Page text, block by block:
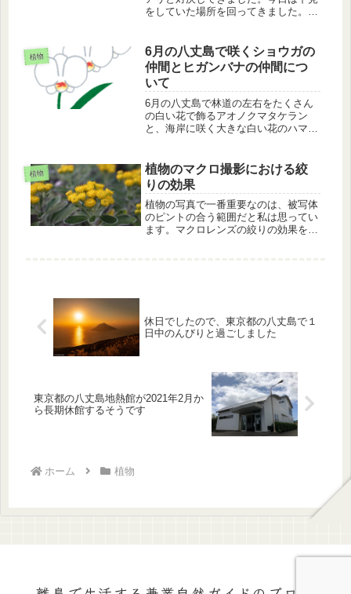
をしていた場所を回ってきました。1
の花を見ました。夕方はきれいな八丈
富士と八丈小島を眺めました。
植物
6月の八丈島で咲くショウガの
仲間とヒガンバナの仲間につ
いて
6月の八丈島で林道の左右をたくさん
の白い花で飾るアオノクマタケラン
と、海岸に咲く大きな白い花のハマオ
植物
植物のマクロ撮影における絞
りの効果
植物の写真で一番重要なのは、被写体
のピントの合う範囲だと私は思ってい
ます。マクロレンズの絞りの効果をイ
休日でしたので、東京都の八丈島で１
日中のんびりと過ごしました
東京都の八丈島地熱館が2021年2月か
ら長期休館するそうです
ホーム 植物